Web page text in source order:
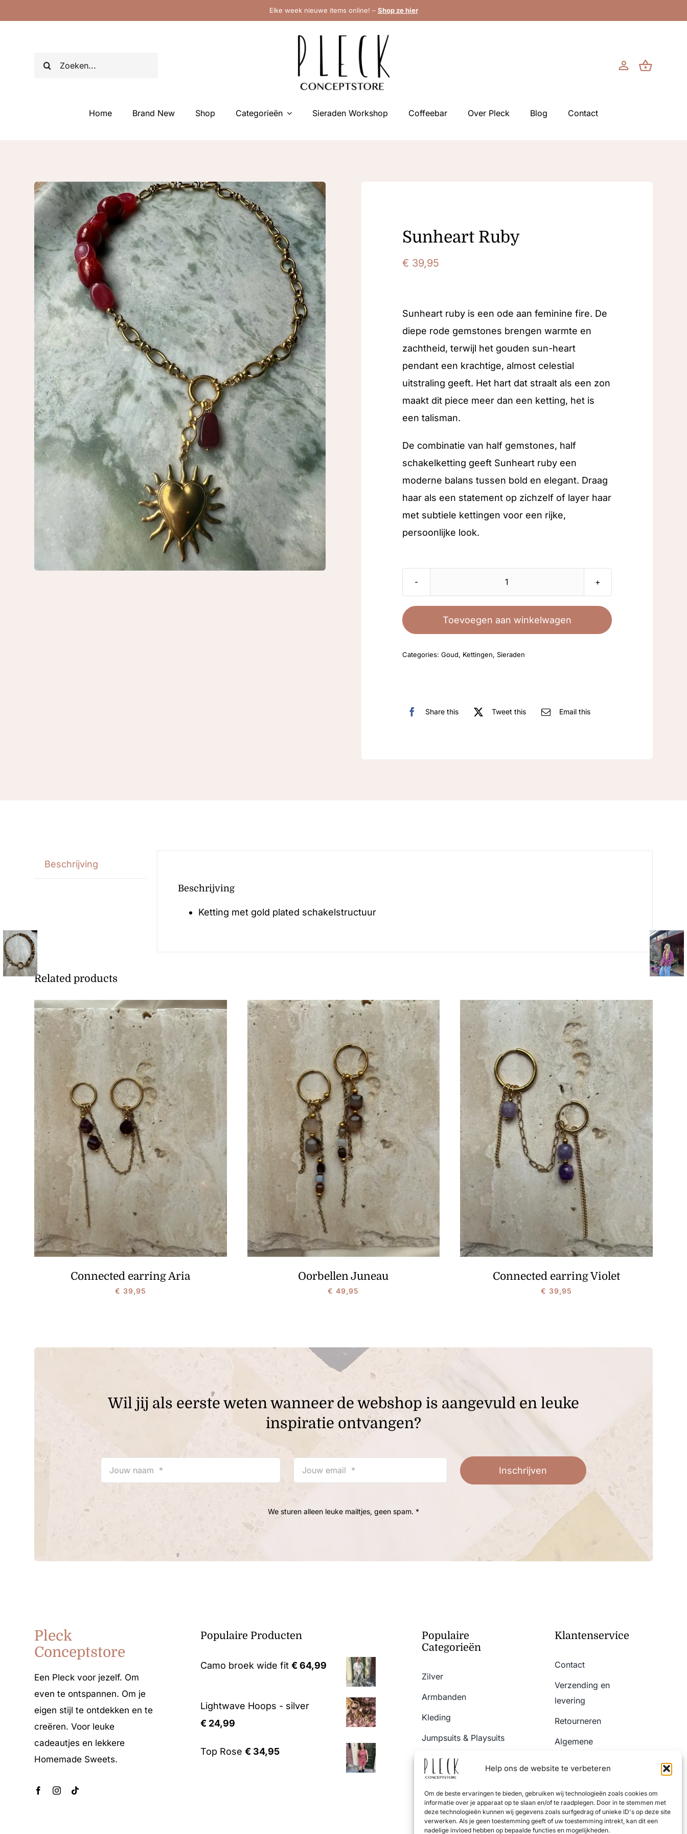
Help ons de website te verbeteren
Om de beste ervaringen te bieden, gebruiken wij technologieën zoals cookies om
informatie over je apparaat op te slaan en/of te raadplegen. Door in te stemmen met
deze technologieën kunnen wij gegevens zoals surfgedrag of unieke ID's op deze site
verwerken. Als je geen toestemming geeft of uw toestemming intrekt, kan dit een
nadelige invloed hebben op bepaalde functies en mogelijkheden.
Elke week nieuwe items online! – Shop ze hier
Zoeken
Home Brand New Shop Categorieën Sieraden Workshop Coffeebar Over Pleck Blog Contact
Sunheart Ruby
€ 39,95
Sunheart ruby is een ode aan feminine fire. De
diepe rode gemstones brengen warmte en
zachtheid, terwijl het gouden sun-heart
pendant een krachtige, almost celestial
uitstraling geeft. Het hart dat straalt als een zon
maakt dit piece meer dan een ketting, het is
een talisman.
De combinatie van half gemstones, half
schakelketting geeft Sunheart ruby een
moderne balans tussen bold en elegant. Draag
haar als een statement op zichzelf of layer haar
met subtiele kettingen voor een rijke,
persoonlijke look.
Ruby
aantal
Toevoegen aan winkelwagen
Categories: Goud, Kettingen, Sieraden
Share this Tweet this Email this
Beschrijving
Beschrijving
Ketting met gold plated schakelstructuur
Related products
Connected earring Aria
€ 39,95
Oorbellen Juneau
€ 49,95
Connected earring Violet
€ 39,95
Wil jij als eerste weten wanneer de webshop is aangevuld en leuke
inspiratie ontvangen?
Inschrijven
We sturen alleen leuke mailtjes, geen spam. *
Pleck
Conceptstore
Een Pleck voor jezelf. Om
even te ontspannen. Om je
eigen stijl te ontdekken en te
creëren. Voor leuke
cadeautjes en lekkere
Homemade Sweets.
Populaire Producten
Camo broek wide fit €64,99
Lightwave Hoops - silver
€ 24,99
Top Rose € 34,95
Populaire
Categorieën
Zilver
Armbanden
Kleding
Jumpsuits & Playsuits
Broeken & Jeans
SALE
Jurken
Klantenservice
Contact
Verzending en
levering
Retourneren
Algemene